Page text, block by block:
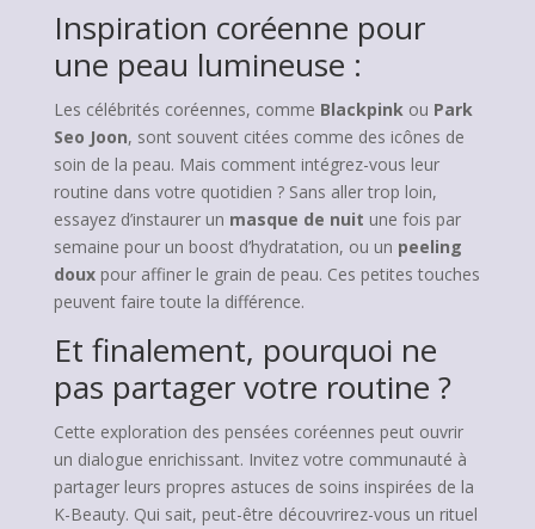
Inspiration coréenne pour
une peau lumineuse :
Les célébrités coréennes, comme Blackpinkou Park
Seo Joon, sont souvent citées comme des icônes de
soin de la peau. Mais comment intégrez-vous leur
routine dans votre quotidien ? Sans aller trop loin,
essayez d’instaurer un masque de nuit une fois par
semaine pour un boost d’hydratation, ou un peeling
douxpour affiner le grain de peau. Ces petites touches
peuvent faire toute la différence.
Et finalement, pourquoi ne
pas partager votre routine ?
Cette exploration des pensées coréennes peut ouvrir
un dialogue enrichissant. Invitez votre communauté à
partager leurs propres astuces de soins inspirées de la
K-Beauty. Qui sait, peut-être découvrirez-vous un rituel